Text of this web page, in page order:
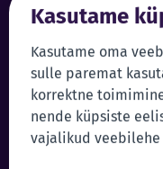
Kasutame
Kasutame oma
sulle paremat
korrektne
nende küpsiste
vajalikud veebilehe
Forus
Klienditeenindus:
+372 619 1999
Üldkontakt: